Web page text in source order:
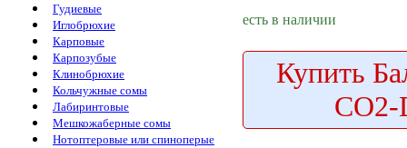
Гудиевые
Иглобрюхие
Карповые
Карпозубые
Клинобрюхие
Кольчужные сомы
Лабиринтовые
Мешкожаберные сомы
Нотоптеровые или спиноперые
есть в наличии
Купить
CO2-